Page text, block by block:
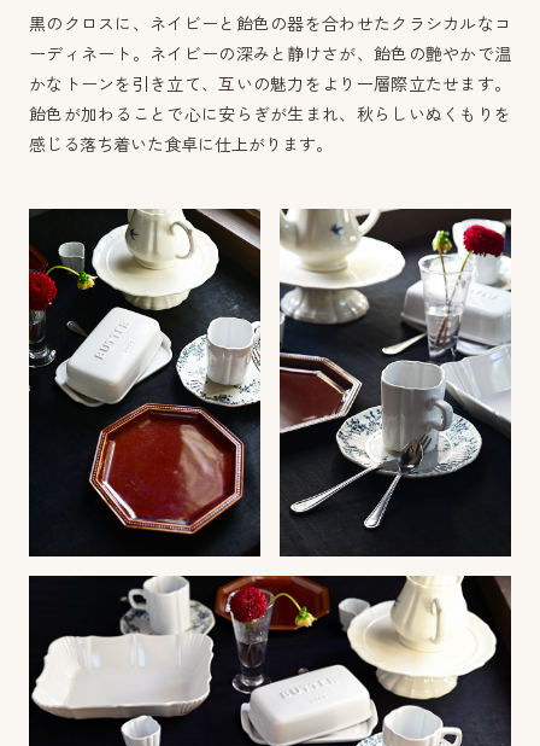
黒のクロスに、ネイビーと飴色の器を合わせたクラシカルなコ
ーディネート。ネイビーの深みと静けさが、飴色の艶やかで温
かなトーンを引き立て、互いの魅力をより一層際立たせます。
飴色が加わることで心に安らぎが生まれ、秋らしいぬくもりを
感じる落ち着いた食卓に仕上がります。